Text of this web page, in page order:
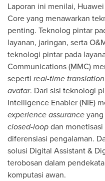
Laporan ini menilai,
Core yang menawarkan
penting. Teknolog pintar
layanan, jaringan, serta
teknologi pintar pada
Communications (MMC)
seperti real-time translation
avatar. Dari sisi teknologi
Intelligence Enabler (NIE)
experience assurance
closed-loopdan
diferensiasi pengalaman.
solusi Digital Assistant &
terobosan dalam
komputasi awan.